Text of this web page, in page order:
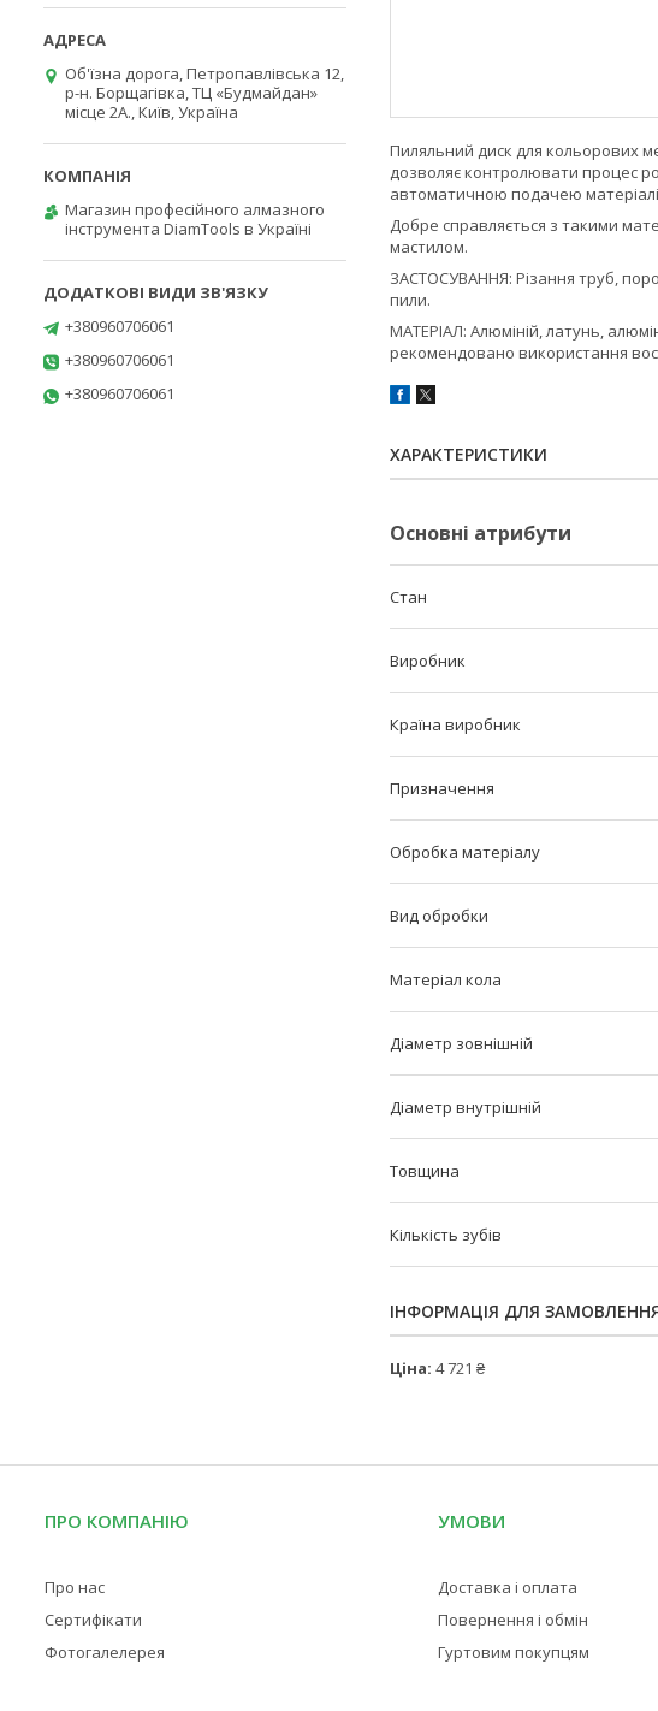
Пиляльний диск для кольорових
дозволяє контролювати процес
автоматичною подачею
Добре справляється з такими
мастилом.
ЗАСТОСУВАННЯ: Різання труб,
пили.
МАТЕРІАЛ: Алюміній, латунь,
рекомендовано використання
ХАРАКТЕРИСТИКИ
Основні атрибути
Стан
Виробник
Країна виробник
Призначення
Обробка матеріалу
Вид обробки
Матеріал кола
Діаметр зовнішній
Діаметр внутрішній
Товщина
Кількість зубів
ІНФОРМАЦІЯ ДЛЯ
Ціна: 4 721 ₴
Об'їзна дорога, Петропавлівська 12,
р-н. Борщагівка, ТЦ «Будмайдан»
місце 2А., Київ, Україна
Магазин професійного алмазного
інструмента DiamTools в Україні
+380960706061
+380960706061
+380960706061
ПРО КОМПАНІЮ
Про нас
Сертифікати
Фотогалелерея
УМОВИ
Доставка і оплата
Повернення і обмін
Гуртовим покупцям